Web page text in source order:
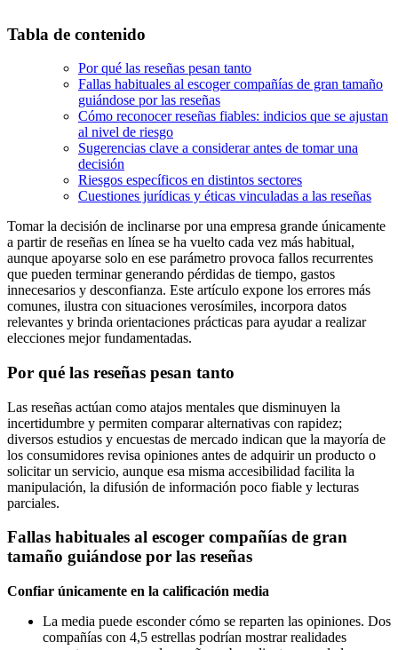
Tabla de contenido
Por qué las reseñas pesan tanto
Fallas habituales al escoger compañías de gran tamaño
guiándose por las reseñas
Cómo reconocer reseñas fiables: indicios que se ajustan
al nivel de riesgo
Sugerencias clave a considerar antes de tomar una
decisión
Riesgos específicos en distintos sectores
Cuestiones jurídicas y éticas vinculadas a las reseñas
Tomar la decisión de inclinarse por una empresa grande únicamente
a partir de reseñas en línea se ha vuelto cada vez más habitual,
aunque apoyarse solo en ese parámetro provoca fallos recurrentes
que pueden terminar generando pérdidas de tiempo, gastos
innecesarios y desconfianza. Este artículo expone los errores más
comunes, ilustra con situaciones verosímiles, incorpora datos
relevantes y brinda orientaciones prácticas para ayudar a realizar
elecciones mejor fundamentadas.
Por qué las reseñas pesan tanto
Las reseñas actúan como atajos mentales que disminuyen la
incertidumbre y permiten comparar alternativas con rapidez;
diversos estudios y encuestas de mercado indican que la mayoría de
los consumidores revisa opiniones antes de adquirir un producto o
solicitar un servicio, aunque esa misma accesibilidad facilita la
manipulación, la difusión de información poco fiable y lecturas
parciales.
Fallas habituales al escoger compañías de gran
tamaño guiándose por las reseñas
Confiar únicamente en la calificación media
La media puede esconder cómo se reparten las opiniones. Dos
compañías con 4,5 estrellas podrían mostrar realidades